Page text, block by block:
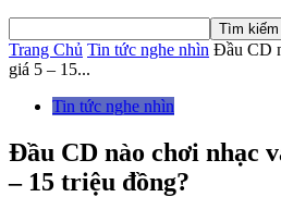
Trang Chủ Tin tức nghe nhìn Đầu CD
giá 5 – 15...
Tin tức nghe nhìn
Đầu CD nào chơi nhạc
– 15 triệu đồng?